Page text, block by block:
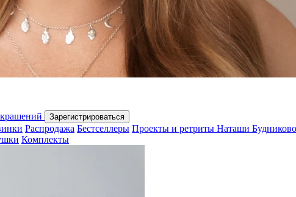
Зарегистрироваться
Распродажа Бестселлеры Проекты и ретриты Наташи
Комплекты